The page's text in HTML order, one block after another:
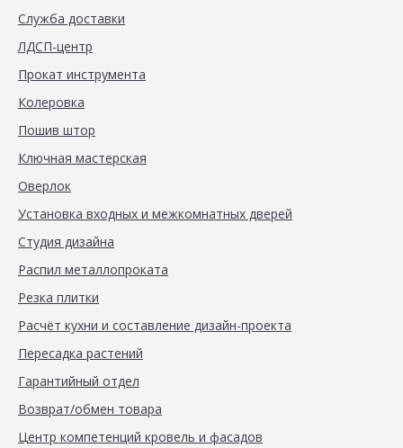
Служба доставки
ЛДСП-центр
Прокат инструмента
Колеровка
Пошив штор
Ключная мастерская
Оверлок
Установка входных и межкомнатных дверей
Студия дизайна
Распил металлопроката
Резка плитки
Расчёт кухни и составление дизайн-проекта
Пересадка растений
Гарантийный отдел
Возврат/обмен товара
Центр компетенций кровель и фасадов